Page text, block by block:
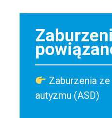
Zaburzenia
autyzmu (ASD)